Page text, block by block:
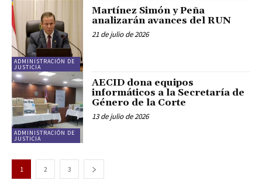
ADMINISTRACIÓN DE
JUSTICIA
Martínez Simón y Peña
analizarán avances del RUN
21 de julio de 2026
ADMINISTRACIÓN DE
JUSTICIA
AECID dona equipos
informáticos a la Secretaría de
Género de la Corte
13 de julio de 2026
1 2 3